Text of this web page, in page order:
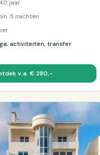
jaar
5 nachten
activiteiten, transfer
v.a. € 280,-